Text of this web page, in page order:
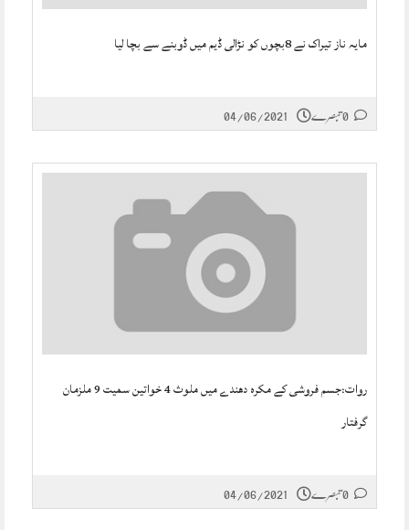
مایہ ناز تیراک نے 8بچوں کو نڑالی ڈیم میں ڈوبنے سے بچا لیا
04/06/2021
روات:جسم فروشی کے مکرہ دھندے میں ملوث 4 خواتین سمیت 9 ملزمان
گرفتار
04/06/2021